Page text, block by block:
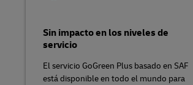
Sin impacto en los niveles de
servicio
El servicio GoGreen Plus basado en SAF
está disponible en todo el mundo para